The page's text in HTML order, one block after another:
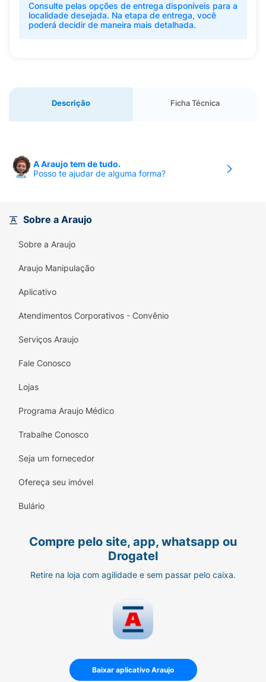
Consulte pelas opções de entrega disponíveis para a
localidade desejada. Na etapa de entrega, você
poderá decidir de maneira mais detalhada.
Descrição Ficha Técnica
A Araujo tem de tudo.
Posso te ajudar de alguma forma?
Sobre a Araujo
Sobre a Araujo
Araujo Manipulação
Aplicativo
Atendimentos Corporativos - Convênio
Serviços Araujo
Fale Conosco
Lojas
Programa Araujo Médico
Trabalhe Conosco
Seja um fornecedor
Ofereça seu imóvel
Bulário
Compre pelo site, app, whatsapp ou
Drogatel
Retire na loja com agilidade e sem passar pelo caixa.
Baixar aplicativo Araujo